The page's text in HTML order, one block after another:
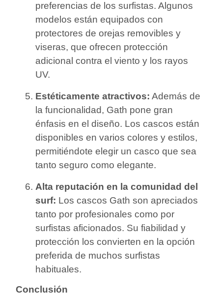
preferencias de los surfistas. Algunos
modelos están equipados con
protectores de orejas removibles y
viseras, que ofrecen protección
adicional contra el viento y los rayos
UV.
Estéticamente atractivos: Además de
la funcionalidad, Gath pone gran
énfasis en el diseño. Los cascos están
disponibles en varios colores y estilos,
permitiéndote elegir un casco que sea
tanto seguro como elegante.
Alta reputación en la comunidad del
surf: Los cascos Gath son apreciados
tanto por profesionales como por
surfistas aficionados. Su fiabilidad y
protección los convierten en la opción
preferida de muchos surfistas
habituales.
Conclusión